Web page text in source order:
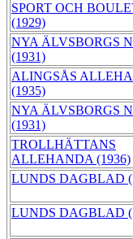
SPORT OCH
(1929)
NYA ÄLVSBORGS
(1931)
ALINGSÅS
(1935)
NYA ÄLVSBORGS
(1931)
TROLLHÄTTANS
ALLEHANDA (1936)
LUNDS DAGBLAD
LUNDS DAGBLAD